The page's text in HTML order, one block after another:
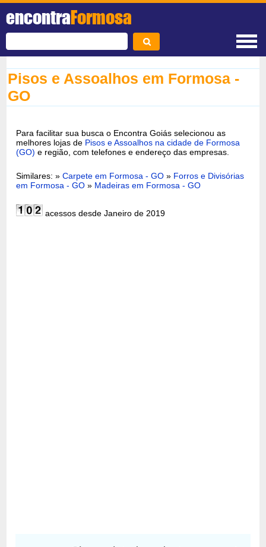
encontraFormosa
Pisos e Assoalhos em Formosa -
GO
Para facilitar sua busca o Encontra Goiás selecionou as
melhores lojas de Pisos e Assoalhos na cidade de Formosa
(GO) e região, com telefones e endereço das empresas.
Similares: »Carpete em Formosa - GO » Forros e Divisórias
em Formosa - GO » Madeiras em Formosa - GO
acessos desde Janeiro de 2019